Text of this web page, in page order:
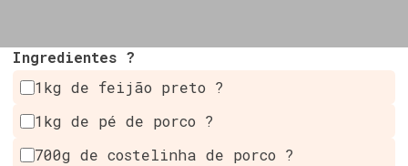
Ingredientes ?
1kg de feijão preto ?
1kg de pé de porco ?
700g de costelinha de porco ?